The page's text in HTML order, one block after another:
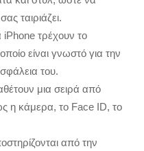
ταιριάζει.
iPhone τρέχουν το
είναι γνωστό για την
του.
μια σειρά από
η κάμερα, το Face ID, το
από την